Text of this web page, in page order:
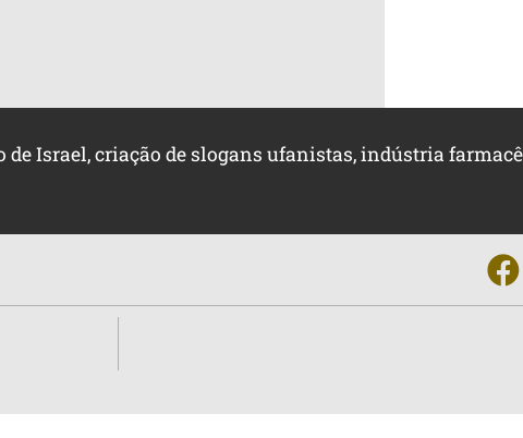
de Israel, criação de slogans ufanistas, indústria